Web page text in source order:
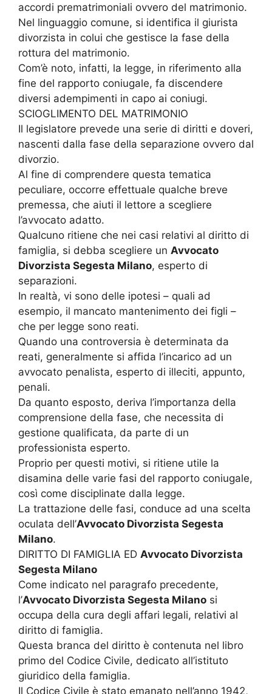
accordi prematrimoniali ovvero del matrimonio.
Nel linguaggio comune, si identifica il giurista
divorzista in colui che gestisce la fase della
rottura del matrimonio.
Com’è noto, infatti, la legge, in riferimento alla
fine del rapporto coniugale, fa discendere
diversi adempimenti in capo ai coniugi.
SCIOGLIMENTO DEL MATRIMONIO
Il legislatore prevede una serie di diritti e doveri,
nascenti dalla fase della separazione ovvero dal
divorzio.
Al fine di comprendere questa tematica
peculiare, occorre effettuale qualche breve
premessa, che aiuti il lettore a scegliere
l’avvocato adatto.
Qualcuno ritiene che nei casi relativi al diritto di
famiglia, si debba scegliere un Avvocato
Divorzista Segesta Milano, esperto di
separazioni.
In realtà, vi sono delle ipotesi – quali ad
esempio, il mancato mantenimento dei figli –
che per legge sono reati.
Quando una controversia è determinata da
reati, generalmente si affida l’incarico ad un
avvocato penalista, esperto di illeciti, appunto,
penali.
Da quanto esposto, deriva l’importanza della
comprensione della fase, che necessita di
gestione qualificata, da parte di un
professionista esperto.
Proprio per questi motivi, si ritiene utile la
disamina delle varie fasi del rapporto coniugale,
così come disciplinate dalla legge.
La trattazione delle fasi, conduce ad una scelta
oculata dell’Avvocato Divorzista Segesta
Milano.
DIRITTO DI FAMIGLIA ED Avvocato Divorzista
Segesta Milano
Come indicato nel paragrafo precedente,
l’Avvocato Divorzista Segesta Milano si
occupa della cura degli affari legali, relativi al
diritto di famiglia.
Questa branca del diritto è contenuta nel libro
primo del Codice Civile, dedicato all’istituto
giuridico della famiglia.
Il Codice Civile è stato emanato nell’anno 1942,